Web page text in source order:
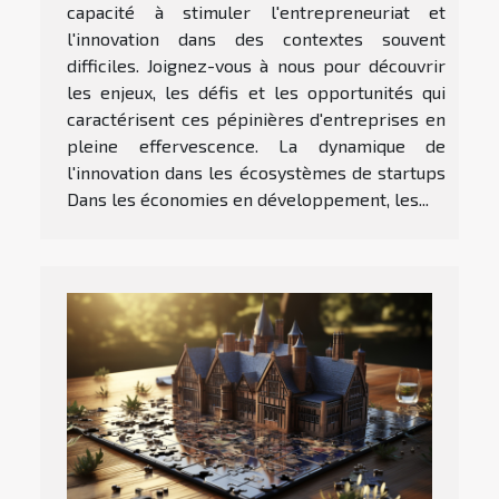
capacité à stimuler l'entrepreneuriat et
l'innovation dans des contextes souvent
difficiles. Joignez-vous à nous pour découvrir
les enjeux, les défis et les opportunités qui
caractérisent ces pépinières d'entreprises en
pleine effervescence. La dynamique de
l'innovation dans les écosystèmes de startups
Dans les économies en développement, les...